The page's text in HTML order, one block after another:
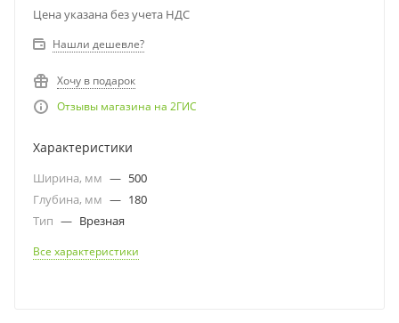
Цена указана без учета НДС
Нашли дешевле?
Хочу в подарок
Отзывы магазина на 2ГИС
Характеристики
Ширина, мм — 500
Глубина, мм — 180
Тип — Врезная
Все характеристики